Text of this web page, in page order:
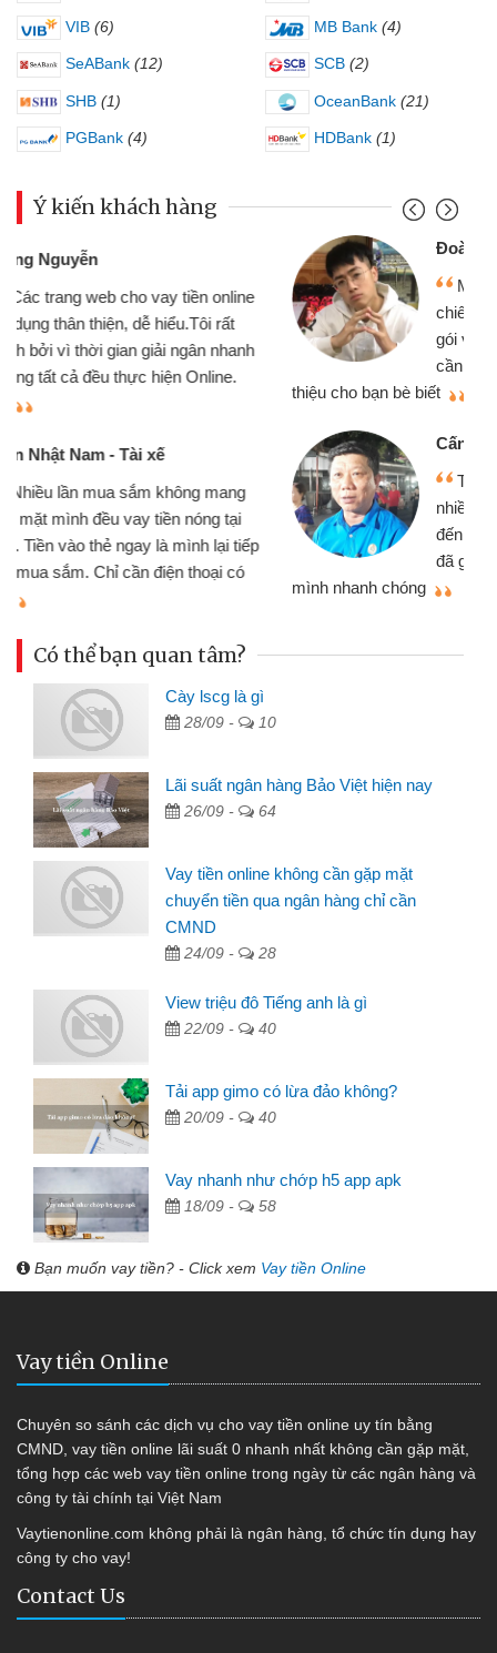
VIB (6) MB Bank (4)
SeABank (12) SCB (2)
SHB (1) OceanBank (21)
PGBank (4) HDBank (1)
Ý kiến khách hàng
Mình cần tiền gấp nên định cầm cố
chiếc xe wave nhưng thật may đã có
gói vay tiền bằng CMND online không
cần gặp mặt nên rất tiện lợi, sẽ giới
thiệu cho bạn bè biết
Cấn Văn Lực - Tạp hóa
Tôi kinh doanh buôn bán nhỏ lẻ
nhiều lúc cần vốn nhập hàng, nhờ biết
đến website qua bạn bè giới thiệu tôi
đã giải quyết được công việc của
Có thể bạn quan tâm?
Cày lscg là gì
28/09 - 10
Lãi suất ngân hàng Bảo Việt hiện nay
26/09 - 64
Vay tiền online không cần gặp mặt
chuyển tiền qua ngân hàng chỉ cần
CMND
24/09 - 28
View triệu đô Tiếng anh là gì
22/09 - 40
Tải app gimo có lừa đảo không?
20/09 - 40
Vay nhanh như chớp h5 app apk
18/09 - 58
Bạn muốn vay tiền? - Click xem Vay tiền Online
Vay tiền Online
Chuyên so sánh các dịch vụ cho vay tiền online uy tín bằng
CMND, vay tiền online lãi suất 0 nhanh nhất không cần gặp mặt,
tổng hợp các web vay tiền online trong ngày từ các ngân hàng và
công ty tài chính tại Việt Nam
Vaytienonline.com không phải là ngân hàng, tổ chức tín dụng hay
công ty cho vay!
Contact Us